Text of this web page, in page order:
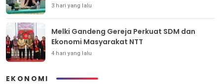
3 hari yang lalu
Melki Gandeng Gereja Perkuat SDM dan
Ekonomi Masyarakat NTT
4 hari yang lalu
EKONOMI